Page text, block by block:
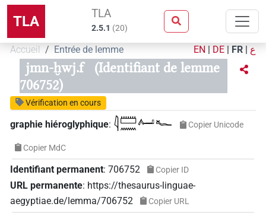
TLA TLA
2.5.1 (20)
Accueil Entrée de lemme EN | DE | FR | ع
jmn-ḫwj.f
(Identifiant de lemme
706752)
Vérification en cours
graphie hiéroglyphique: 𓇋𓏠𓈖𓂤𓆑 Copier Unicode
Copier MdC
Identifiant permanent: 706752 Copier ID
URL permanente: https://thesaurus-linguae-
aegyptiae.de/lemma/706752
Copier URL